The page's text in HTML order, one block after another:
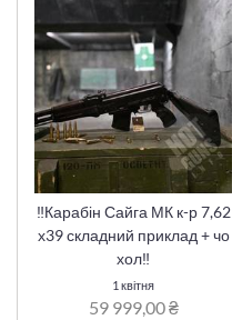
‼️Карабін Сайга МК к-р 7,62
х39 складний приклад + чо
хол‼️
1 квітня
59 999,00 ₴